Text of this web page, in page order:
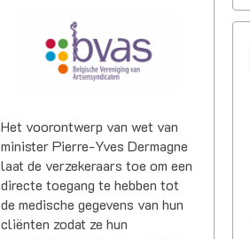
Het voorontwerp van wet van
minister Pierre-Yves Dermagne
laat de verzekeraars toe om een
directe toegang te hebben tot
de medische gegevens van hun
cliënten zodat ze hun